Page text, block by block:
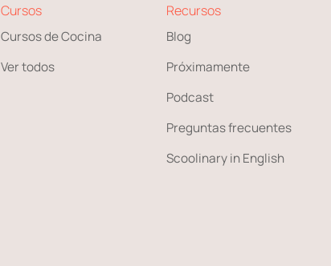
Cursos
Cursos de Cocina
Ver todos
Recursos
Blog
Próximamente
Podcast
Preguntas frecuentes
Scoolinary in English